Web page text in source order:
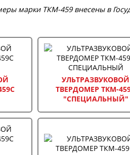
марки ТКМ-459 внесены в
УЛЬТРАЗВУКОВОЙ
ТВЕРДОМЕР ТКМ-
"СПЕЦИАЛЬНЫЙ"